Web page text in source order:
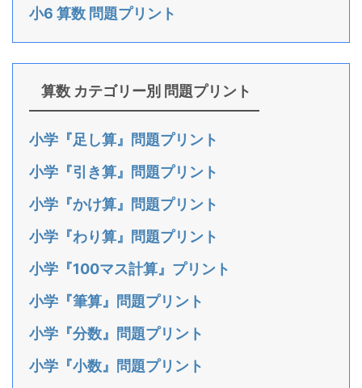
小6 算数 問題プリント
算数 カテゴリー別 問題プリント
小学『足し算』問題プリント
小学『引き算』問題プリント
小学『かけ算』問題プリント
小学『わり算』問題プリント
小学『100マス計算』プリント
小学『筆算』問題プリント
小学『分数』問題プリント
小学『小数』問題プリント